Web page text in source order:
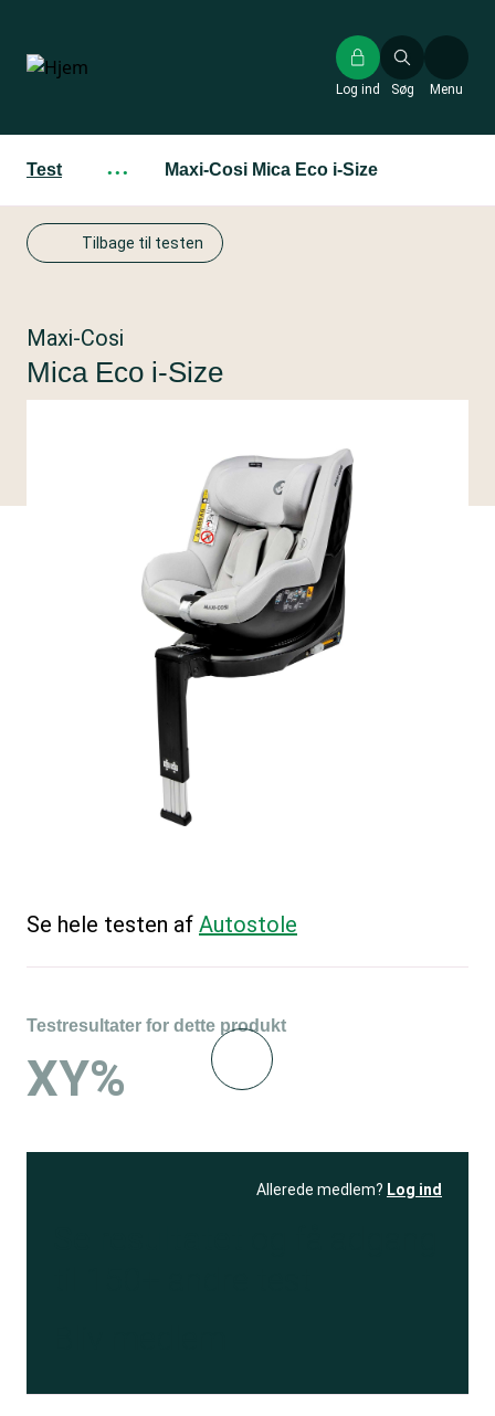
hovedindhold
Søg
Log ind Menu
Test ··· Maxi-Cosi Mica Eco i-Size
Tilbage til testen
Maxi-Cosi
Mica Eco i-Size
Se hele testen af Autostole
Testresultater for dette produkt
XY%
Allerede medlem? Log ind